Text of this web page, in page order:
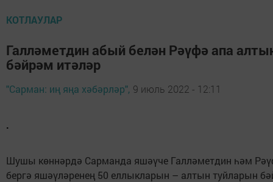
КОТЛАУЛАР
Галләметдин абый белән Рәүфә апа
бәйрәм итәләр
"Сарман: иң яңа хәбәрләр", 9 июль 2022 - 12:11
.
Шушы көннәрдә Сарманда яшәүче Галләметдин һәм
бергә яшәүләренең 50 еллыкларын – алтын туйларын